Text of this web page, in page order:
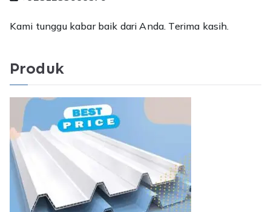
Kami tunggu kabar baik dari Anda. Terima kasih.
Produk